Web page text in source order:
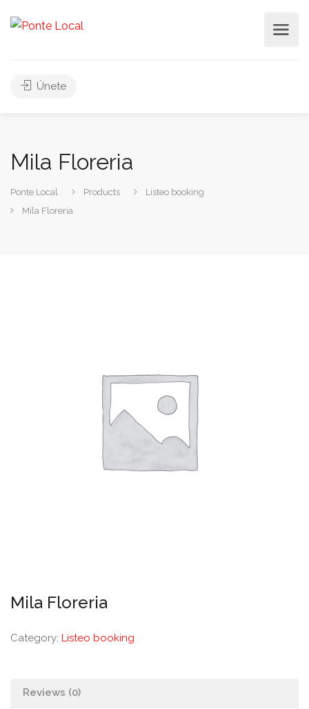
Únete
Mila Floreria
Ponte Local Products
Listeo booking
Mila Floreria
Mila Floreria
Category: Listeo booking
Reviews (0)